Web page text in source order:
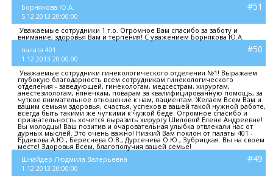
Борнякова Ю.А.
5.12.2013 20:00:00
#51
Уважаемые сотрудники 1 г.о. Огромное Вам спасибо за заботу и
внимание, здоровья Вам и терпения! С уважением Борнякова Ю.А.
палата 401
1.12.2013 20:00:00
#50
Уважаемые сотрудники гинекологического отделения №1! Выражаем
глубокую благодарность всем сотрудникам гинекологического
отделения - заведующей, гинекологам, медсестрам, хирургам,
анестезиологам, нянечкам, поварам за квалифицированную помощь, за
чуткое внимательное отношение к нам, пациентам. Желаем Всем Вам и
вашим семьям здоровья, счастья, успехов в вашей такой нужной работе,
всегда быть такими же чуткими к чужой беде. Огромное спасибо и
признательность хочется выразить хирургу Шиловой Елене Андреевне!
Вы молодцы! Ваш позитив и очаровательная улыбка отвлекали нас от
дурных мыслей. Это очень важно! Низкий Вам поклон от палаты 401 -
Ердекова А.Ю., Береснева О.В., Дурсенева О.Ю., Зубрицкая. Вы на своем
месте! Здоровья Всем, благополучия вашей семье!
Шнайдер Людмила Валерьевна
1.12.2013 20:00:00
#49